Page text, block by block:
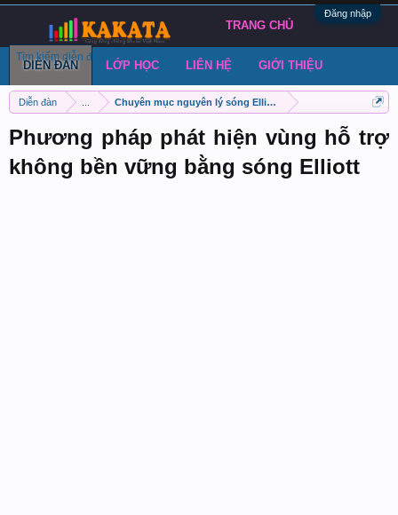
Đăng nhập
Diễn đàn Chuyên mục nguyên lý sóng Elliott
Phương pháp phát hiện vùng hỗ trợ
không bền vững bằng sóng Elliott
TRANG CHỦ
DIỄN ĐÀN
Tìm kiếm diễn đàn Bài viết gần đây Đăng chủ đề
LỚP HỌC LIÊN HỆ GIỚI THIỆU